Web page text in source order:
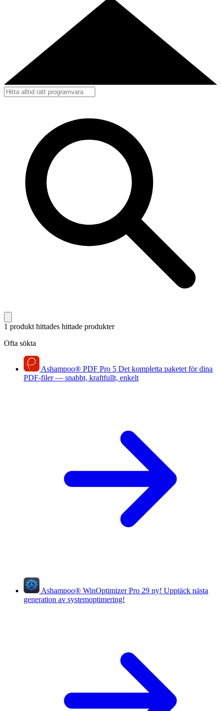
1 produkt hittades hittade produkter
Ofta sökta
Ashampoo® PDF Pro 5 Det kompletta paketet för dina
PDF-filer — snabbt, kraftfullt, enkelt
Ashampoo® WinOptimizer Pro 29 ny! Upptäck nästa
generation av systemoptimering!